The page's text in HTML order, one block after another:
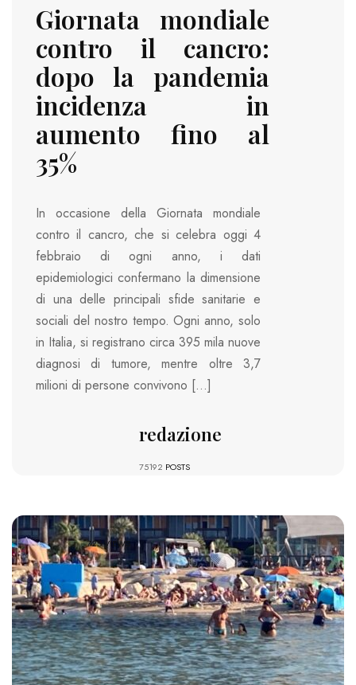
Giornata mondiale
contro il cancro:
dopo la pandemia
incidenza in
aumento fino al
35%
In occasione della Giornata mondiale
contro il cancro, che si celebra oggi 4
febbraio di ogni anno, i dati
epidemiologici confermano la dimensione
di una delle principali sfide sanitarie e
sociali del nostro tempo. Ogni anno, solo
in Italia, si registrano circa 395 mila nuove
diagnosi di tumore, mentre oltre 3,7
milioni di persone convivono […]
redazione
75192 POSTS
725 VIEWS